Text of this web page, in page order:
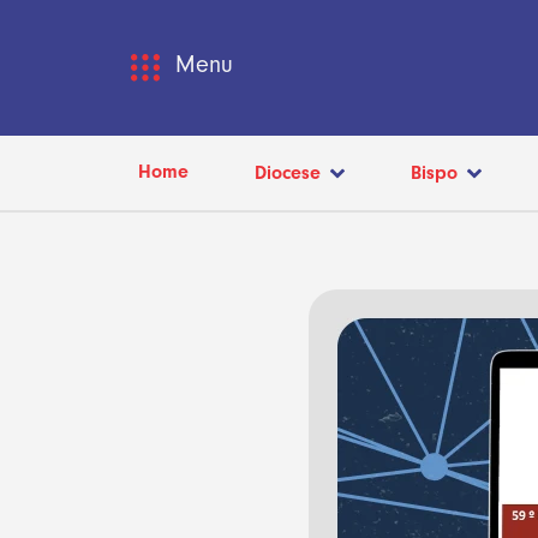
Menu
Home Diocese Bispo